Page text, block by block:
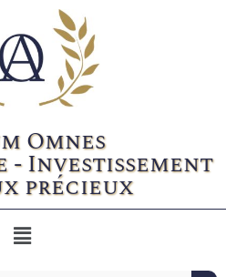
Omnes
- Investissement
précieux